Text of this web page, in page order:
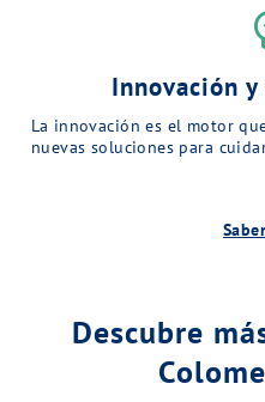
Innovación
La innovación es el motor
nuevas soluciones para
Descubre